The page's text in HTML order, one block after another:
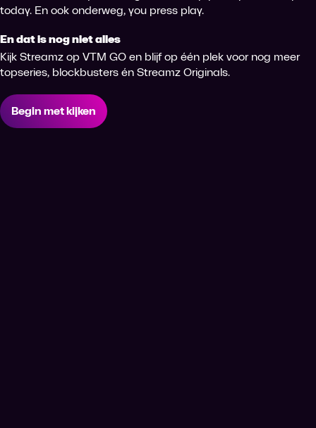
today. En ook onderweg, you press play.
En dat is nog niet alles
Kijk Streamz op VTM GO en blijf op één plek voor nog meer
topseries, blockbusters én Streamz Originals.
Begin met kijken